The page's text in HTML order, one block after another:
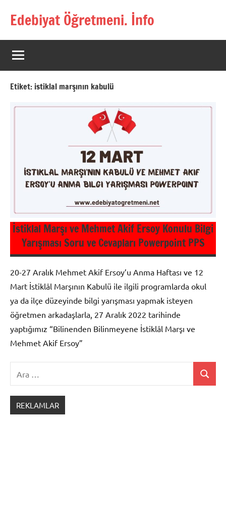
Edebiyat Öğretmeni. İnfo
Türkçe,
Türk
Dili
ve
Öğretmenlerinin
Sitesi
Etiket: istiklal marşının kabulü
İstiklal Marşı ve Mehmet Akif Ersoy Konulu Bilgi
Yarışması Soru ve Cevapları Powerpoint PPS
20-27 Aralık Mehmet Akif Ersoy’u Anma Haftası ve 12
Mart İstiklâl Marşının Kabulü ile ilgili programlarda okul
ya da ilçe düzeyinde bilgi yarışması yapmak isteyen
öğretmen arkadaşlarla, 27 Aralık 2022 tarihinde
yaptığımız “Bilinenden Bilinmeyene İstiklâl Marşı ve
Mehmet Akif Ersoy”
Gün ve
Haftalar
Ara
REKLAMLAR